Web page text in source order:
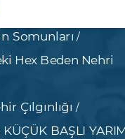
Somunları /
Hex Beden Nehri
Çılgınlığı /
BAŞLI